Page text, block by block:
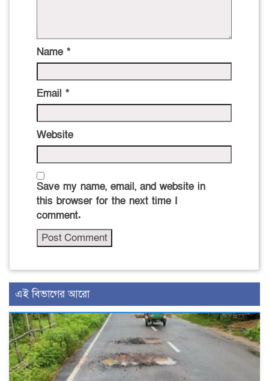
Name *
Email *
Website
Save my name, email, and website in
this browser for the next time I
comment.
এই বিভাগের আরো